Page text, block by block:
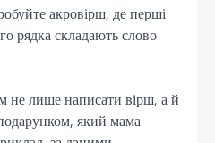
акровірш, де перші
рядка складають слово
не лише написати вірш, а й
який мама